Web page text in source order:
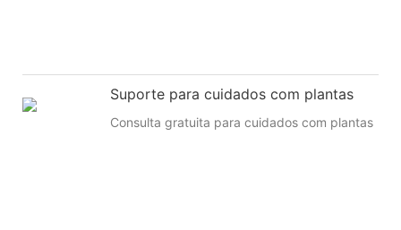
Suporte para cuidados com plantas
Consulta gratuita para cuidados com plantas